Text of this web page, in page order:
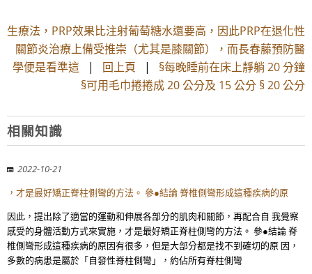
生療法，PRP效果比注射葡萄糖水還要高，因此PRP在退化性
關節炎治療上備受推崇（尤其是膝關節），而長春藤預防醫
學便是看準這 | 回上頁 | §每晚睡前在床上靜躺 20 分鐘
§可用毛巾捲捲成 20 公分及 15 公分 § 20 公分
相關知識
2022-10-21
，才是最好矯正脊柱側彎的方法。 參●結論 脊椎側彎形成這種疾病的原
因此，提出除了適當的運動和伸展各部分的肌肉和關節，再配合自 我覺察
感受的身體活動方式來實施，才是最好矯正脊柱側彎的方法。 參●結論 脊
椎側彎形成這種疾病的原因有很多，但是大部分都是找不到確切的原 因，
多數的病患是屬於「自發性脊柱側彎」，約佔所有脊柱側彎